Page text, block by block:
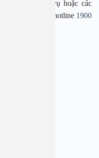
vấn về dịch vụ hoặc các
tin hoặc gọi tới hotline 1900